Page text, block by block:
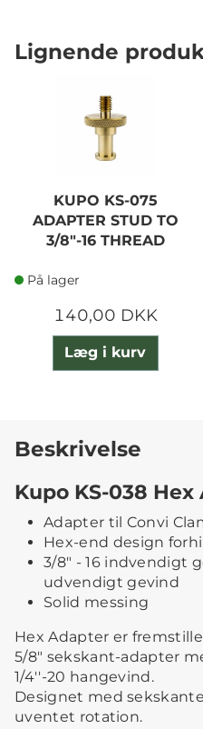
Lignende
KUPO KS-075
ADAPTER STUD TO
3/8"-16 THREAD
På lager
140,00 DKK
Læg i kurv
Beskrivelse
Kupo KS-038
Adapter til Convi
Hex-end design
3/8" - 16 indvendigt
udvendigt gevind
Solid messing
Hex Adapter er
5/8" sekskant-adapter
1/4''-20 hangevind.
Designet med
uventet rotation.